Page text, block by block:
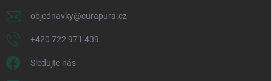
objednavky@curapura.cz
+420 722 971 439
Sledujte nás